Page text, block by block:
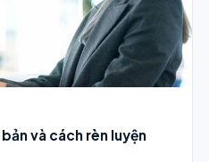
và cách rèn luyện